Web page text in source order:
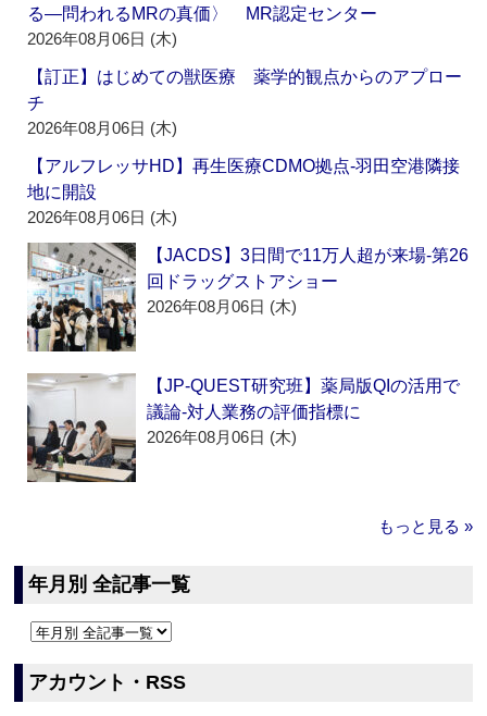
る―問われるMRの真価〉 MR認定センター
2026年08月06日 (木)
【訂正】はじめての獣医療 薬学的観点からのアプロー
チ
2026年08月06日 (木)
【アルフレッサHD】再生医療CDMO拠点‐羽田空港隣接
地に開設
2026年08月06日 (木)
【JACDS】3日間で11万人超が来場‐第26
回ドラッグストアショー
2026年08月06日 (木)
【JP-QUEST研究班】薬局版QIの活用で
議論‐対人業務の評価指標に
2026年08月06日 (木)
もっと見る »
年月別 全記事一覧
アカウント・RSS